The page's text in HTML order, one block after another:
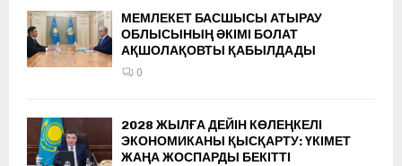
МЕМЛЕКЕТ БАСШЫСЫ АТЫРАУ
ОБЛЫСЫНЫҢ ӘКІМІ БОЛАТ
АҚШОЛАҚОВТЫ ҚАБЫЛДАДЫ
0
2028 ЖЫЛҒА ДЕЙІН КӨЛЕҢКЕЛІ
ЭКОНОМИКАНЫ ҚЫСҚАРТУ: ҮКІМЕТ
ЖАҢА ЖОСПАРДЫ БЕКІТТІ